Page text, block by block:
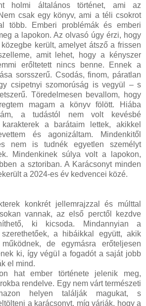
holmi általános történet, ami az
csak egy könyv, ami a téli csokrot
több. Emberi problémák és emberi
a lapokon. Az olvasó úgy érzi, hogy
került, amelyet átsző a frissen
amit lehet, hogy a kényszer
erőltetett nincs benne. Ennek a
sorsszerű. Csodás, finom, páratlan
csipetnyi szomorúság is vegyül – s
Töredelmesen bevallom, hogy
magam a könyv fölött. Hiába
a tudástól nem volt kevésbé
a barátaim lettek, akikkel
és agonizáltam. Mindenkitől
nem is tudnék egyetlen személyt
Mindenkinek súlya volt a lapokon,
a sztoriban. A Karácsonyt minden
a 2024-es év kedvencei közé.
konkrét jellemrajzzal és múlttal
vannak, az első perctől kezdve
ki kicsoda. Mindannyian a
a hibáikkal együtt, akik
de egymásra erőteljesen
ki, így végül a fogadót a saját jobb
el mind.
hat ember története jelenik meg,
rendelve. Egy nem várt természeti
helyen találják magukat, s
a karácsonyt, míg várják, hogy a